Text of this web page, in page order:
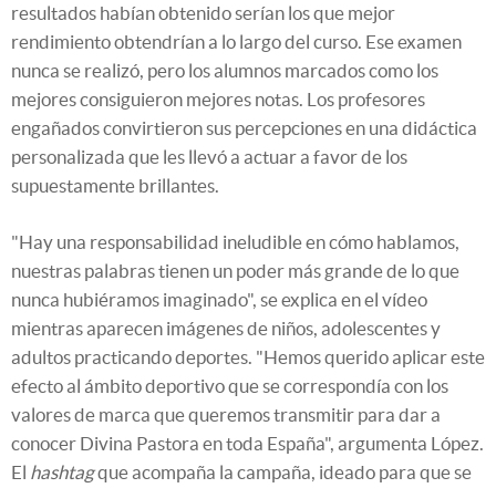
resultados habían obtenido serían los que mejor
rendimiento obtendrían a lo largo del curso. Ese examen
nunca se realizó, pero los alumnos marcados como los
mejores consiguieron mejores notas. Los profesores
engañados convirtieron sus percepciones en una didáctica
personalizada que les llevó a actuar a favor de los
supuestamente brillantes.
"Hay una responsabilidad ineludible en cómo hablamos,
nuestras palabras tienen un poder más grande de lo que
nunca hubiéramos imaginado", se explica en el vídeo
mientras aparecen imágenes de niños, adolescentes y
adultos practicando deportes. "Hemos querido aplicar este
efecto al ámbito deportivo que se correspondía con los
valores de marca que queremos transmitir para dar a
conocer Divina Pastora en toda España", argumenta López.
El hashtagque acompaña la campaña, ideado para que se